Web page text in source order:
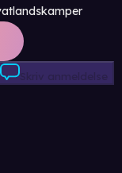
Skriv anmeldelse